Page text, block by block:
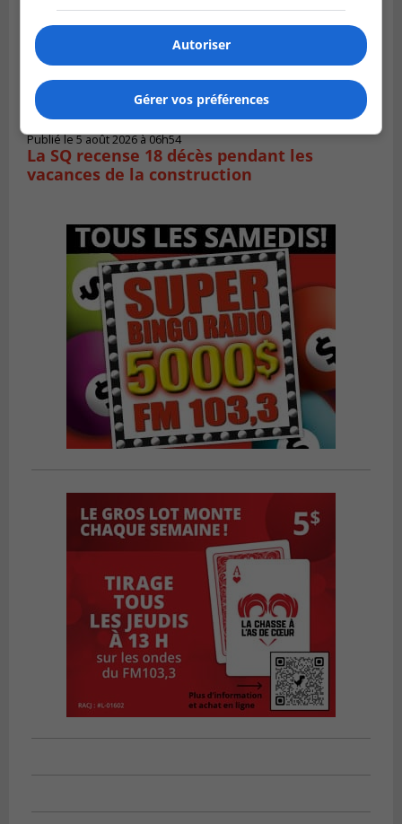
Publié le 5 août 2026 à 06h54
La SQ recense 18 décès pendant les
vacances de la construction
Autoriser
Gérer vos préférences